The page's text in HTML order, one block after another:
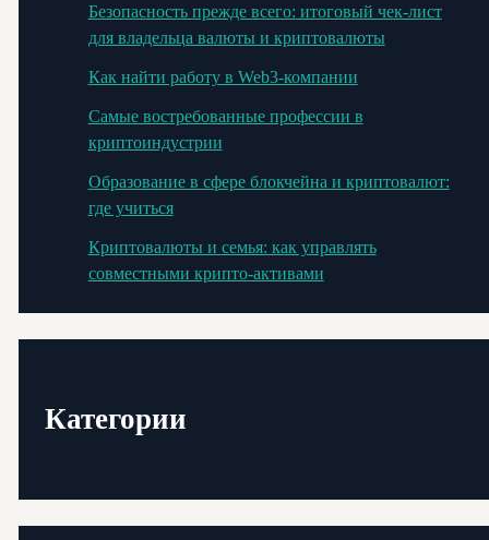
Безопасность прежде всего: итоговый чек-лист
для владельца валюты и криптовалюты
Как найти работу в Web3-компании
Самые востребованные профессии в
криптоиндустрии
Образование в сфере блокчейна и криптовалют:
где учиться
Криптовалюты и семья: как управлять
совместными крипто-активами
Категории